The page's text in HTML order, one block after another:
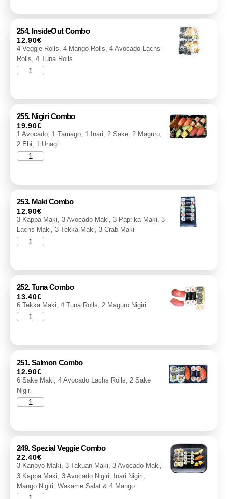
254. InsideOut Combo
12.90€
4 Veggie Rolls, 4 Mango Rolls, 4 Avocado Lachs
Rolls, 4 Tuna Rolls
255. Nigiri Combo
19.90€
1 Avocado, 1 Tamago, 1 Inari, 2 Sake, 2 Maguro,
2 Ebi, 1 Unagi
253. Maki Combo
12.90€
3 Kappa Maki, 3 Avocado Maki, 3 Paprika Maki, 3
Lachs Maki, 3 Tekka Maki, 3 Crab Maki
252. Tuna Combo
13.40€
6 Tekka Maki, 4 Tuna Rolls, 2 Maguro Nigiri
251. Salmon Combo
12.90€
6 Sake Maki, 4 Avocado Lachs Rolls, 2 Sake
Nigiri
249. Spezial Veggie Combo
22.40€
3 Kanpyo Maki, 3 Takuan Maki, 3 Avocado Maki,
3 Kappa Maki, 3 Avocado Nigiri, Inari Nigiri,
Mango Nigiri, Wakame Salat & 4 Mango